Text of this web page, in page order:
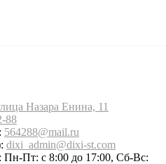
Назара Енина, 11
88
564288@mail.ru
dixi_admin@dixi-st.com
Пн-Пт: с 8:00 до 17:00, Сб-Вс: